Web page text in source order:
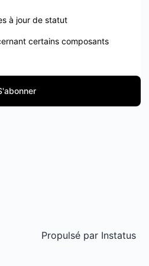
to receive updates for
à jour de statut
certains composants
Propulsé par Instatus